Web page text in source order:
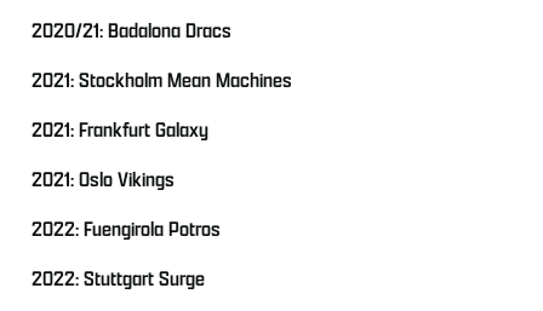
2020/21: Badalona Dracs
2021: Stockholm Mean Machines
2021: Frankfurt Galaxy
2021: Oslo Vikings
2022: Fuengirola Potros
2022: Stuttgart Surge